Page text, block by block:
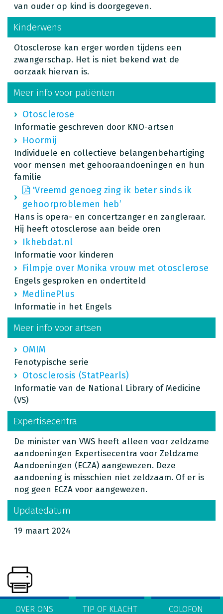
van ouder op kind is doorgegeven.
Kinderwens
Otosclerose kan erger worden tijdens een
zwangerschap. Het is niet bekend wat de
oorzaak hiervan is.
Meer info voor patiënten
Otosclerose
Informatie geschreven door KNO-artsen
Hoormij
Individuele en collectieve belangenbehartiging
voor mensen met gehooraandoeningen en hun
familie
'Vreemd genoeg zing ik beter sinds ik
gehoorproblemen heb’
Hans is opera- en concertzanger en zangleraar.
Hij heeft otosclerose aan beide oren
Ikhebdat.nl
Informatie voor kinderen
Filmpje over Monika vrouw met otosclerose
Engels gesproken en ondertiteld
MedlinePlus
Informatie in het Engels
Meer info voor artsen
OMIM
Fenotypische serie
Otosclerosis (StatPearls)
Informatie van de National Library of Medicine
(VS)
Expertisecentra
De minister van VWS heeft alleen voor zeldzame
aandoeningen Expertisecentra voor Zeldzame
Aandoeningen (ECZA) aangewezen. Deze
aandoening is misschien niet zeldzaam. Of er is
nog geen ECZA voor aangewezen.
Updatedatum
19 maart 2024
OVER ONS TIP OF KLACHT COLOFON